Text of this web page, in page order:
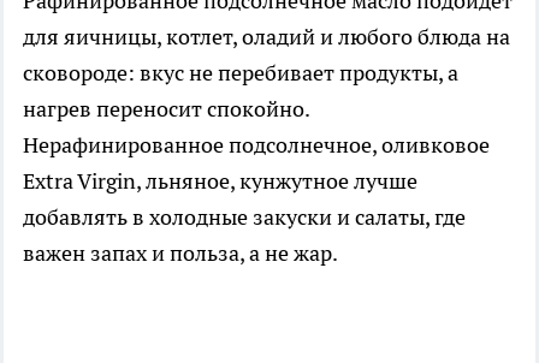
для яичницы, котлет, оладий и любого блюда на
сковороде: вкус не перебивает продукты, а
нагрев переносит спокойно.
Нерафинированное подсолнечное, оливковое
Extra Virgin, льняное, кунжутное лучше
добавлять в холодные закуски и салаты, где
важен запах и польза, а не жар.